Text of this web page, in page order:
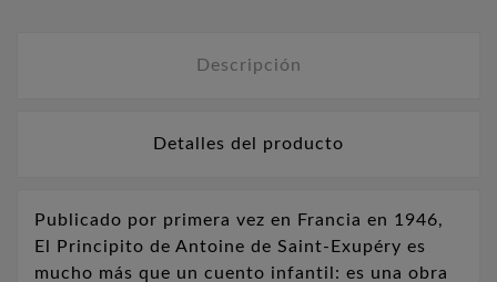
Descripción
Detalles del producto
Publicado por primera vez en Francia en 1946,
El Principito de Antoine de Saint-Exupéry es
mucho más que un cuento infantil: es una obra